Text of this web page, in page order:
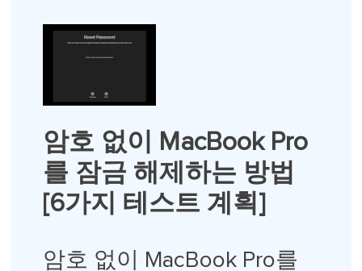
암호 없이 MacBook Pro
를 잠금 해제하는 방법
[6가지 테스트 계획]
암호 없이 MacBook Pro를